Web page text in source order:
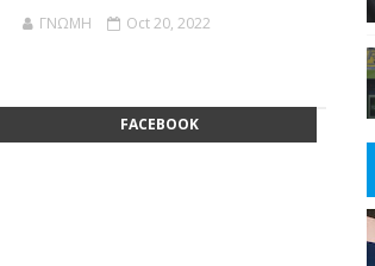
ΓΝΩΜΗ Oct 20, 2022
FACEBOOK